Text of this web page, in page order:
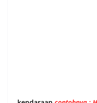
alat semprot cat Anest
Daihatsu, Suzuki, Hino ,